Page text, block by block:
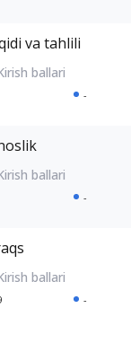
va tahlili
-
-
-